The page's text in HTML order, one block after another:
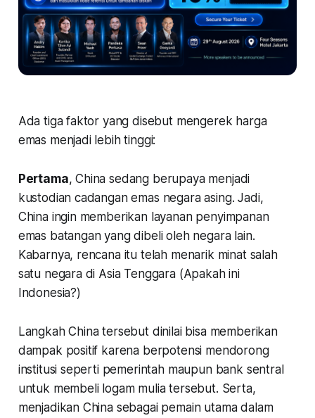
Ada tiga faktor yang disebut mengerek harga
emas menjadi lebih tinggi:
Pertama, China sedang berupaya menjadi
kustodian cadangan emas negara asing. Jadi,
China ingin memberikan layanan penyimpanan
emas batangan yang dibeli oleh negara lain.
Kabarnya, rencana itu telah menarik minat salah
satu negara di Asia Tenggara (Apakah ini
Indonesia?)
Langkah China tersebut dinilai bisa memberikan
dampak positif karena berpotensi mendorong
institusi seperti pemerintah maupun bank sentral
untuk membeli logam mulia tersebut. Serta,
menjadikan China sebagai pemain utama dalam